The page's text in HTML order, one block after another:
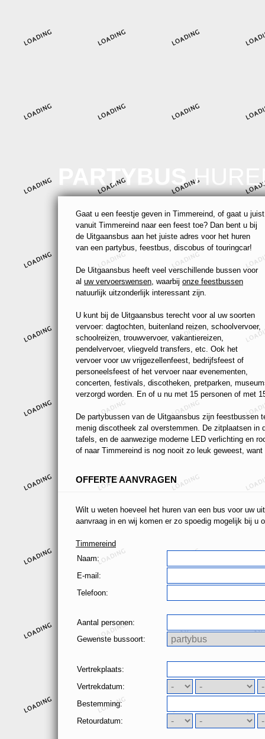
PARTYBUS
Gaat u een feestje geven in Timmereind, of gaat u juist
vanuit Timmereind naar een feest toe? Dan bent u bij
de Uitgaansbus aan het juiste adres voor het huren
van een partybus, feestbus, discobus of touringcar!
De Uitgaansbus heeft veel verschillende bussen voor
al uw vervoerswensen, waarbij onze feestbussen
natuurlijk uitzonderlijk interessant zijn.
U kunt bij de Uitgaansbus terecht voor al uw soorten
vervoer: dagtochten, buitenland reizen, schoolvervoer,
schoolreizen, trouwvervoer, vakantiereizen,
pendelvervoer, vliegveld transfers, etc. Ook het
vervoer voor uw vrijgezellenfeest, bedrijfsfeest of
personeelsfeest of het vervoer naar evenementen,
concerten, festivals, discotheken, pretparken,
verzorgd worden. En of u nu met 15 personen of met
De partybussen van de Uitgaansbus zijn feestbussen
menig discotheek zal overstemmen. De zitplaatsen
tafels, en de aanwezige moderne LED verlichting en
of naar Timmereind is nog nooit zo leuk geweest,
OFFERTE AANVRAGEN
Wilt u weten hoeveel het huren van een bus voor uw
aanvraag in en wij komen er zo spoedig mogelijk bij u
Timmereind
Naam:
E-mail:
Telefoon:
Aantal personen:
Gewenste bussoort:
Vertrekplaats:
Vertrekdatum:
Bestemming:
Retourdatum: